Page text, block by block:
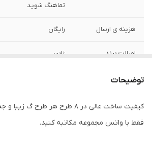
تماهنگ شوید
هزینه ی ارسال رایگان
اصالت برند ژاپن
تنوع رنگ صفحه
جنس بدنه پلاستیک
توضیحات
کیفیت ساخت عالی در ۸ طرح هر طرح
فقط با واتس مجموعه مکاتبه کنید.